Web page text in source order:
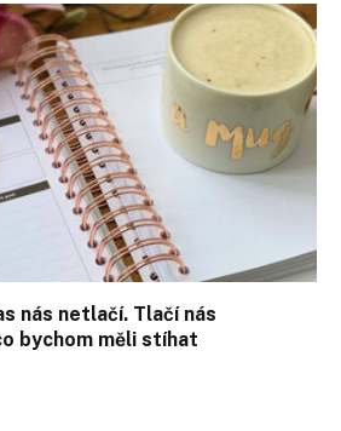
nás netlačí. Tlačí nás
bychom měli stíhat